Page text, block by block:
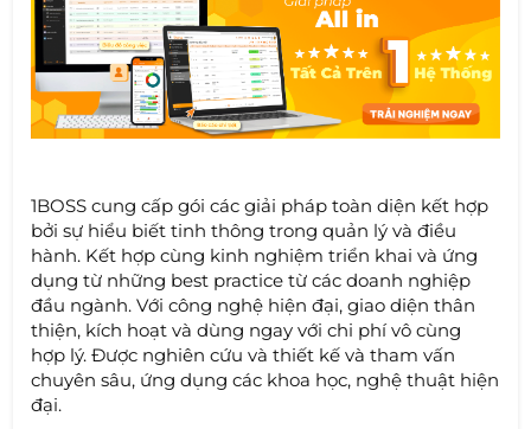
1BOSS cung cấp gói các giải pháp toàn diện kết hợp
bởi sự hiểu biết tinh thông trong quản lý và điều
hành. Kết hợp cùng kinh nghiệm triển khai và ứng
dụng từ những best practice từ các doanh nghiệp
đầu ngành. Với công nghệ hiện đại, giao diện thân
thiện, kích hoạt và dùng ngay với chi phí vô cùng
hợp lý. Được nghiên cứu và thiết kế và tham vấn
chuyên sâu, ứng dụng các khoa học, nghệ thuật hiện
đại.